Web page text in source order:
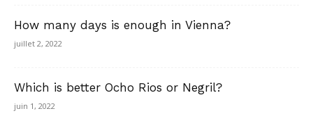
How many days is enough in Vienna?
juillet 2, 2022
Which is better Ocho Rios or Negril?
juin 1, 2022